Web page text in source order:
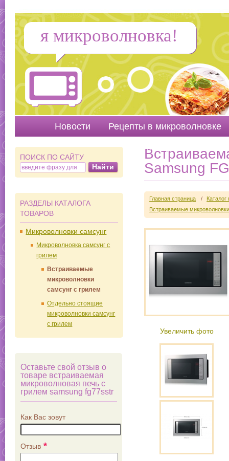
я микроволновка!
Новости
Рецепты в микроволновке
Руководства
ПОИСК ПО САЙТУ
РАЗДЕЛЫ КАТАЛОГА
ТОВАРОВ
Микроволновки самсунг
Микроволновка самсунг с
грилем
Встраиваемые
микроволновки
самсунг с грилем
Отдельно стоящие
микроволновки самсунг
с грилем
Оставьте свой отзыв о
товаре встраиваемая
микроволновая печь с
грилем samsung fg77sstr
Как Вас зовут
Отзыв*
Samsung
Главная страница /
Каталог
Встраиваемые
Увеличить фото